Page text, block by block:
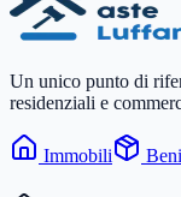
Un unico punto di
residenziali e
Immobili